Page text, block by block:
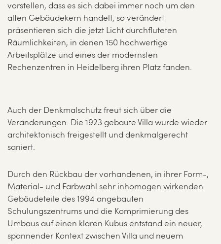
vorstellen, dass es sich dabei immer noch um den
alten Gebäudekern handelt, so verändert
präsentieren sich die jetzt Licht durchfluteten
Räumlichkeiten, in denen 150 hochwertige
Arbeitsplätze und eines der modernsten
Rechenzentren in Heidelberg ihren Platz fanden.
Auch der Denkmalschutz freut sich über die
Veränderungen. Die 1923 gebaute Villa wurde wieder
architektonisch freigestellt und denkmalgerecht
saniert.
Durch den Rückbau der vorhandenen, in ihrer Form-,
Material- und Farbwahl sehr inhomogen wirkenden
Gebäudeteile des 1994 angebauten
Schulungszentrums und die Komprimierung des
Umbaus auf einen klaren Kubus entstand ein neuer,
spannender Kontext zwischen Villa und neuem